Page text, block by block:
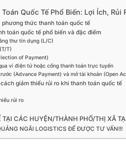
Quốc Tế Phổ Biến: Lợi Ích, Rủi
phương thức thanh toán quốc tế
toán quốc tế phổ biến và đặc điểm
thư tín dụng (L/C)
T)
of Payment)
ví điện tử hoặc cổng thanh toán trực tuyến
(Advance Payment) và mở tài khoản (Open
giảm thiểu rủi ro khi thanh toán quốc tế
rủi ro
CÁC HUYỆN/THÀNH PHỐ/THỊ XÃ
NGÃI LOGISTICS ĐỂ ĐƯỢC TƯ VẤN!!!